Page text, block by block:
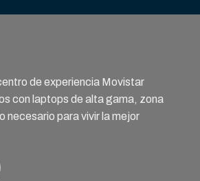
de experiencia Movistar
con laptops de alta gama, zona
necesario para vivir la mejor